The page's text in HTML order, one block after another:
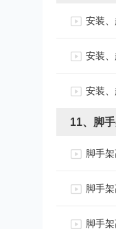
安装
安装
安装
11、脚
脚手
脚手
脚手